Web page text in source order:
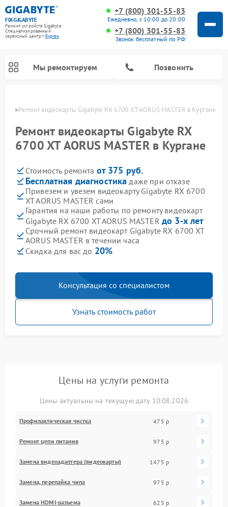
FIX-GIGABYTE
Ремонт устройств Gigabyte
Специализированный
cервисный центр г.Курган
+7 (800) 301-55-83
Ежедневно, с 10:00 до 20:00
+7 (800) 301-55-83
Звонок бесплатный по РФ
Мы ремонтируем Позвонить
Ремонт видеокарты Gigabyte RX 6700 XT AORUS MASTER в Кургане
Ремонт видеокарты Gigabyte RX
6700 XT AORUS MASTER в Кургане
Стоимость ремонта от 375 руб.
Бесплатная диагностика даже при отказе
Привезем и увезем видеокарту Gigabyte RX 6700
XT AORUS MASTER сами
Гарантия на наши работы по ремонту видеокарт
Gigabyte RX 6700 XT AORUS MASTER до 3-х лет
Срочный ремонт видеокарт Gigabyte RX 6700 XT
AORUS MASTER в течении часа
Скидка для вас до 20%
Консультация со специалистом
Узнать стоимость работ
Цены на услуги ремонта
Цены актуальны на текущую дату 10.08.2026
Профилактическая чистка 475 р
Ремонт цепи питания 975 р
Замена видеоадаптера (видеокарты) 1475 р
Замена, перепайка чипа 975 р
Замена HDMI-разъема 625 р